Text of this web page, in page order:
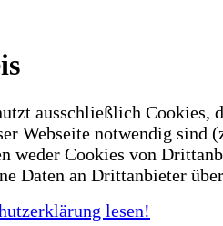
ausschließlich Cookies,
Webseite notwendig sind
weder Cookies von
Daten an Drittanbieter
lesen!